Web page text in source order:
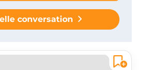
conversation